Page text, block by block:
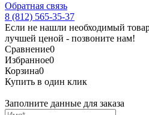
Обратная связь
8 (812) 565-35-37
Если не нашли необходимый
лучшей ценой - позвоните нам!
Сравнение0
Избранное0
Корзина0
Купить в один клик
Заполните данные для заказа